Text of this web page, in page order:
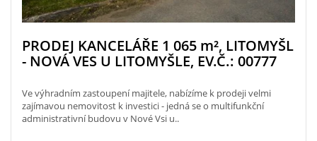
PRODEJ KANCELÁŘE 1 065 m², LITOMYŠL
- NOVÁ VES U LITOMYŠLE, EV.Č.: 00777
Ve výhradním zastoupení majitele, nabízíme k prodeji velmi
zajímavou nemovitost k investici - jedná se o multifunkční
administrativní budovu v Nové Vsi u..